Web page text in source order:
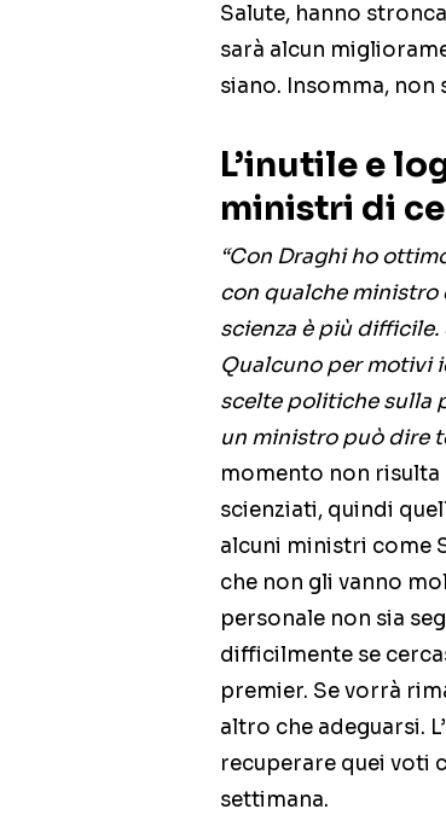
Salute, hanno
sarà alcun
siano. Insomma,
L’inutile e
ministri di
“Con Draghi ho
con qualche ministro
scienza è più difficile.
Qualcuno per motivi
scelte politiche sulla
un ministro può dire
momento non risulta
scienziati, quindi
alcuni ministri come
che non gli vanno
personale non sia
difficilmente se
premier. Se vorrà
altro che adeguarsi.
recuperare quei voti
settimana.